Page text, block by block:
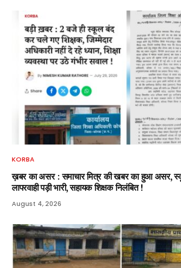
KORBA
ख़बर का असर : समाचार मित्र की खबर का हुआ असर,
लापरवाही पड़ी भारी, सहायक शिक्षक निलंबित !
August 4, 2026